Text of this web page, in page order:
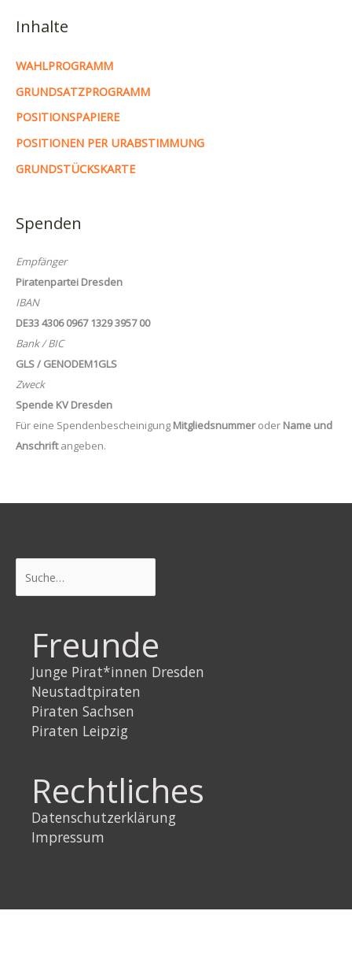
Inhalte
WAHLPROGRAMM
GRUNDSATZPROGRAMM
POSITIONSPAPIERE
POSITIONEN PER URABSTIMMUNG
GRUNDSTÜCKSKARTE
Spenden
Empfänger
Piratenpartei Dresden
IBAN
DE33 4306 0967 1329 3957 00
Bank / BIC
GLS / GENODEM1GLS
Zweck
Spende KV Dresden
Für eine Spendenbescheinigung Mitgliedsnummeroder Name und
Anschriftangeben.
Freunde
Junge Pirat*innen Dresden
Neustadtpiraten
Piraten Sachsen
Piraten Leipzig
Rechtliches
Datenschutzerklärung
Impressum